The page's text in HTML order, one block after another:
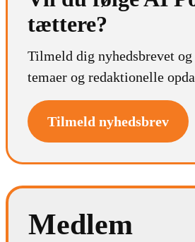
tættere?
Tilmeld dig nyhedsbrevet
temaer og redaktionelle
Tilmeld nyhedsbrev
Medlem